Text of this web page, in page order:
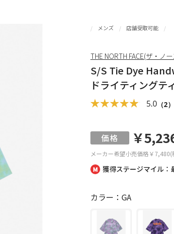
獲得ステージマイル：
メンズ 店舗受取可能
S/S Tie Dye
ドライティングテ
5.0 （2）
メーカー希望小売価格￥7,480(
￥
カラー：GA
THE NORTH FACE(ザ・ノ